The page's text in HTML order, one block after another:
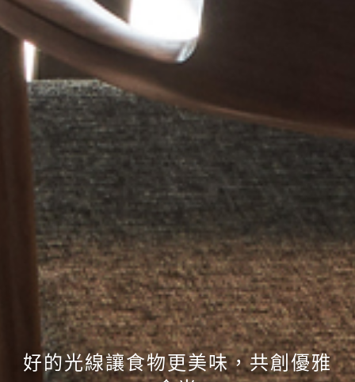
好的光線讓食物更美味，共創優雅